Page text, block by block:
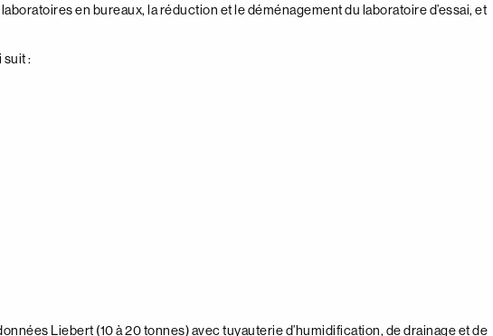
en bureaux, la réduction et le déménagement du laboratoire d’essai, et
:
Liebert (10 à 20 tonnes) avec tuyauterie d’humidification, de drainage et de